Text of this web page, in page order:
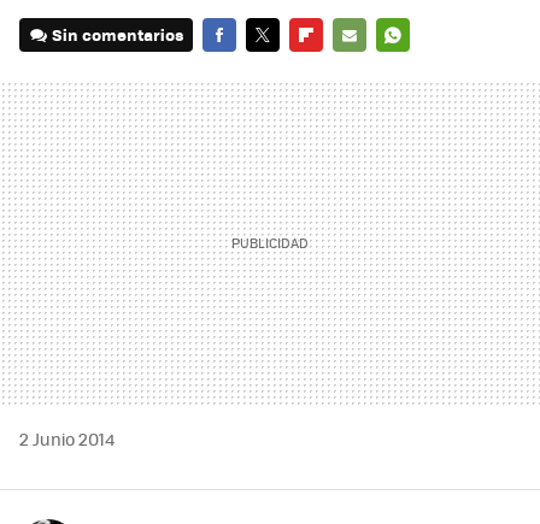
Sin comentarios
MAIL
2 Junio 2014